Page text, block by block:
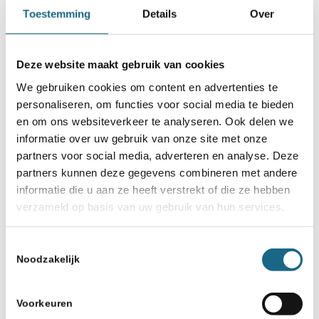
Toestemming Details Over
Deze website maakt gebruik van cookies
We gebruiken cookies om content en advertenties te
personaliseren, om functies voor social media te bieden
en om ons websiteverkeer te analyseren. Ook delen we
informatie over uw gebruik van onze site met onze
partners voor social media, adverteren en analyse. Deze
partners kunnen deze gegevens combineren met andere
informatie die u aan ze heeft verstrekt of die ze hebben
verzameld op basis van uw gebruik van hun services.
Noodzakelijk
Voorkeuren
6 augustus 2026
Rapid Voorburg 2026